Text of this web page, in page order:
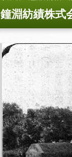
鐘淵紡績株式